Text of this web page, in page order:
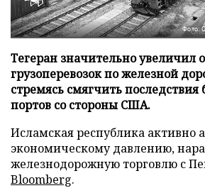
Фото:
Тегеран значительно увеличил
грузоперевозок по железной
стремясь смягчить последствия
портов со стороны США.
Исламская республика активно
экономическому давлению,
железнодорожную торговлю с
Bloomberg.